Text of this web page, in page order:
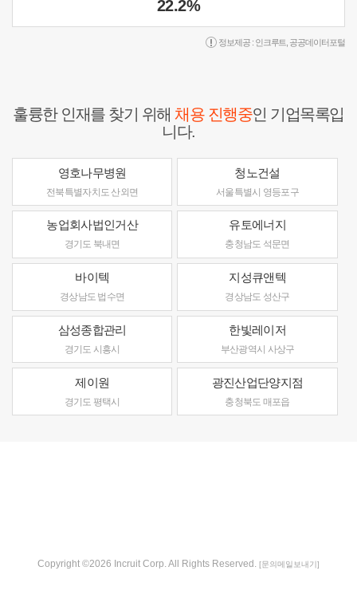
22.2%
정보제공 : 인크루트 공공데이터포털
훌륭한 인재를 찾기 위해채용 진행중인 기업목록입
니다.
영호나무병원
전북특별자치도 산외면
청노건설
서울특별시 영등포구
농업회사법인거산
경기도 북내면
유토에너지
충청남도 석문면
바이텍
경상남도 법수면
지성큐앤텍
경상남도 성산구
삼성종합관리
경기도 시흥시
한빛레이저
부산광역시 사상구
제이원
경기도 평택시
광진산업단양지점
충청북도 매포읍
Copyright ©2026 Incruit Corp. All Rights Reserved. [문의메일보내기]